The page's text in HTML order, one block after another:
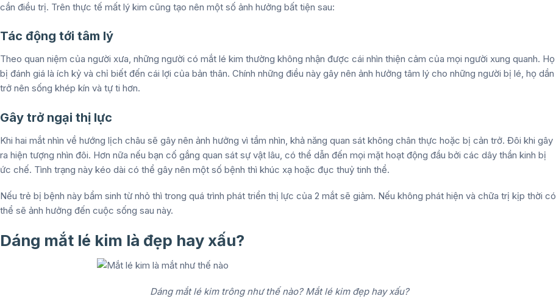
cần điều trị. Trên thực tế mất lý kim cũng tạo nên một số ảnh hưởng bất tiện sau:
Tác động tới tâm lý
Theo quan niệm của người xưa, những người có mắt lé kim thường không nhận được cái nhìn thiện cảm của mọi người xung quanh. Họ
bị đánh giá là ích kỷ và chỉ biết đến cái lợi của bản thân. Chính những điều này gây nên ảnh hưởng tâm lý cho những người bị lé, họ dần
trở nên sống khép kín và tự ti hơn.
Gây trở ngại thị lực
Khi hai mắt nhìn về hướng lịch châu sẽ gây nên ảnh hưởng vì tầm nhìn, khả năng quan sát không chân thực hoặc bị cản trở. Đôi khi gây
ra hiện tượng nhìn đôi. Hơn nữa nếu bạn cố gắng quan sát sự vật lâu, có thể dẫn đến mọi mặt hoạt động đầu bởi các dây thần kinh bị
ức chế. Tình trạng này kéo dài có thể gây nên một số bệnh thì khúc xạ hoặc đục thuỷ tinh thể.
Nếu trẻ bị bệnh này bẩm sinh từ nhỏ thì trong quá trình phát triển thị lực của 2 mắt sẽ giảm. Nếu không phát hiện và chữa trị kịp thời có
thể sẽ ảnh hưởng đến cuộc sống sau này.
Dáng mắt lé kim là đẹp hay xấu?
Dáng mắt lé kim trông như thế nào? Mắt lé kim đẹp hay xấu?